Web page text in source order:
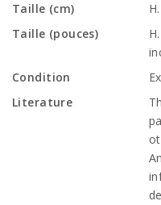
Taille (cm)
Taille (pouces)
Condition
Literature